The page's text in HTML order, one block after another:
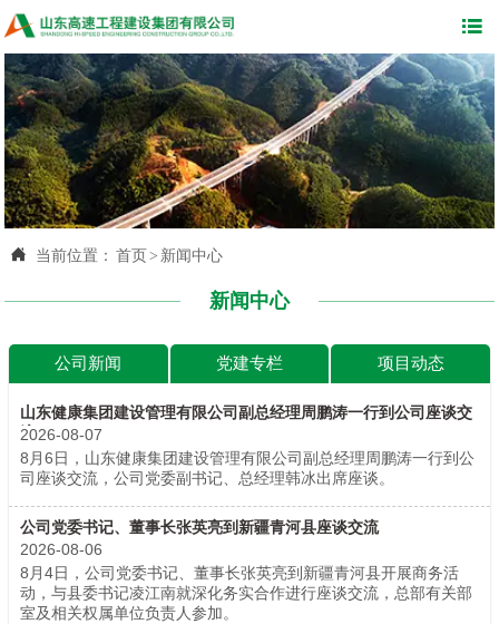

 当前位置： 首页 > 新闻中心
新闻中心
公司新闻 党建专栏 项目动态
山东健康集团建设管理有限公司副总经理周鹏涛一行到公司座谈交
流
2026-08-07
8月6日，山东健康集团建设管理有限公司副总经理周鹏涛一行到公
司座谈交流，公司党委副书记、总经理韩冰出席座谈。
公司党委书记、董事长张英亮到新疆青河县座谈交流
2026-08-06
8月4日，公司党委书记、董事长张英亮到新疆青河县开展商务活
动，与县委书记凌江南就深化务实合作进行座谈交流，总部有关部
室及相关权属单位负责人参加。